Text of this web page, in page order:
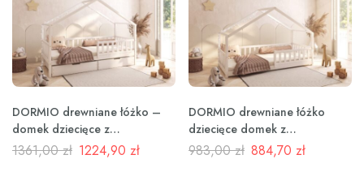
DORMIO drewniane łóżko –
domek dziecięce z
prostokątnymi szczebelkami i
szufladą na pościel
1361,00zł 1224,90 zł
DORMIO drewniane łóżko
dziecięce domek z
prostokątnymi szczebelkami
niskie
983,00zł 884,70 zł